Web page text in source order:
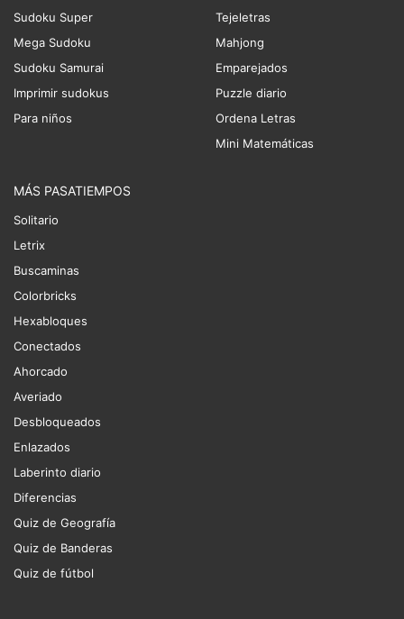
Sudoku Super
Mega Sudoku
Sudoku Samurai
Imprimir sudokus
Para niños
Tejeletras
Mahjong
Emparejados
Puzzle diario
Ordena Letras
Mini Matemáticas
MÁS PASATIEMPOS
Solitario
Letrix
Buscaminas
Colorbricks
Hexabloques
Conectados
Ahorcado
Averiado
Desbloqueados
Enlazados
Laberinto diario
Diferencias
Quiz de Geografía
Quiz de Banderas
Quiz de fútbol